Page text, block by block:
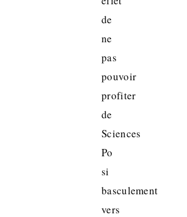
de
ne
pas
pouvoir
profiter
de
Sciences
Po
si
basculement
vers